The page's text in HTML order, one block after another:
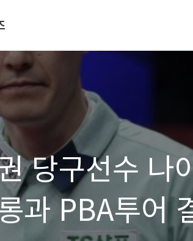
당구선수 나
과 PBA투어